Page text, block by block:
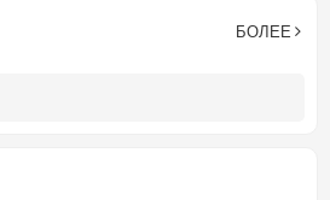
БОЛЕЕ